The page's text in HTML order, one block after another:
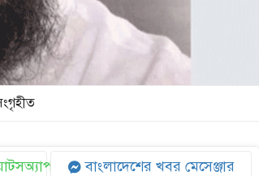
বাংলাদেশের খবর মেসেঞ্জার